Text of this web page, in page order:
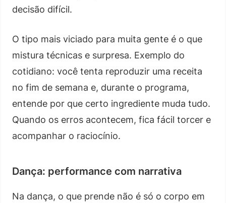
decisão difícil.
O tipo mais viciado para muita gente é o que
mistura técnicas e surpresa. Exemplo do
cotidiano: você tenta reproduzir uma receita
no fim de semana e, durante o programa,
entende por que certo ingrediente muda tudo.
Quando os erros acontecem, fica fácil torcer e
acompanhar o raciocínio.
Dança: performance com narrativa
Na dança, o que prende não é só o corpo em